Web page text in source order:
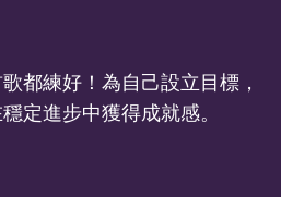
都練好！為自己設立目標，
定進步中獲得成就感。